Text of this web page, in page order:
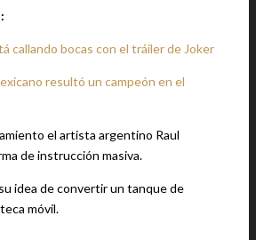
callando bocas con el tráiler de Joker
resultó un campeón en el
el artista argentino Raul
de instrucción masiva.
idea de convertir un tanque de
móvil.